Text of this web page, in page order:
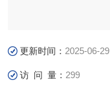
更新时间： 2025-06-29
访 问 量： 299